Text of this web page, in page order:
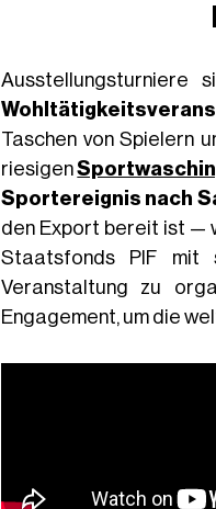
Ausstellungsturniere
Taschen von Spielern
riesigen
Sportereignis nach
den Export bereit ist —
Staatsfonds PIF mit
Veranstaltung zu
Engagement, um die